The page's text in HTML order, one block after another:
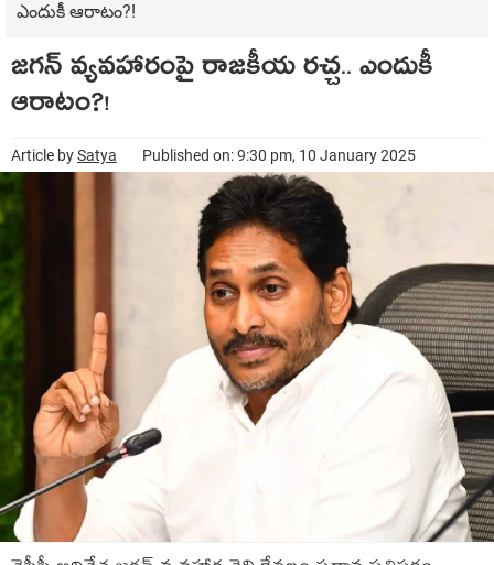
ఎందుకీ ఆరాటం?!
జ‌గ‌న్ వ్య‌వ‌హారంపై రాజ‌కీయ ర‌చ్చ‌.. ఎందుకీ
ఆరాటం?!
Article bySatya Published on: 9:30 pm, 10 January 2025